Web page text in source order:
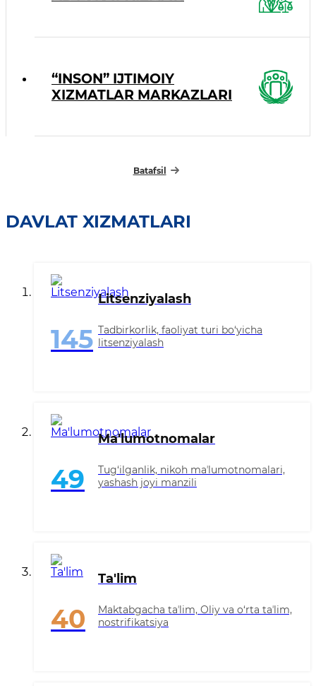
“INSON” IJTIMOIY
XIZMATLAR MARKAZLARI
Batafsil
DAVLAT XIZMATLARI
145
Litsenziyalash
Tadbirkorlik, faoliyat turi bo‘yicha
litsenziyalash
49
Ma'lumotnomalar
Tug‘ilganlik, nikoh maʼlumotnomalari,
yashash joyi manzili
40
Ta'lim
Maktabgacha taʼlim, Oliy va o‘rta taʼlim,
nostrifikatsiya